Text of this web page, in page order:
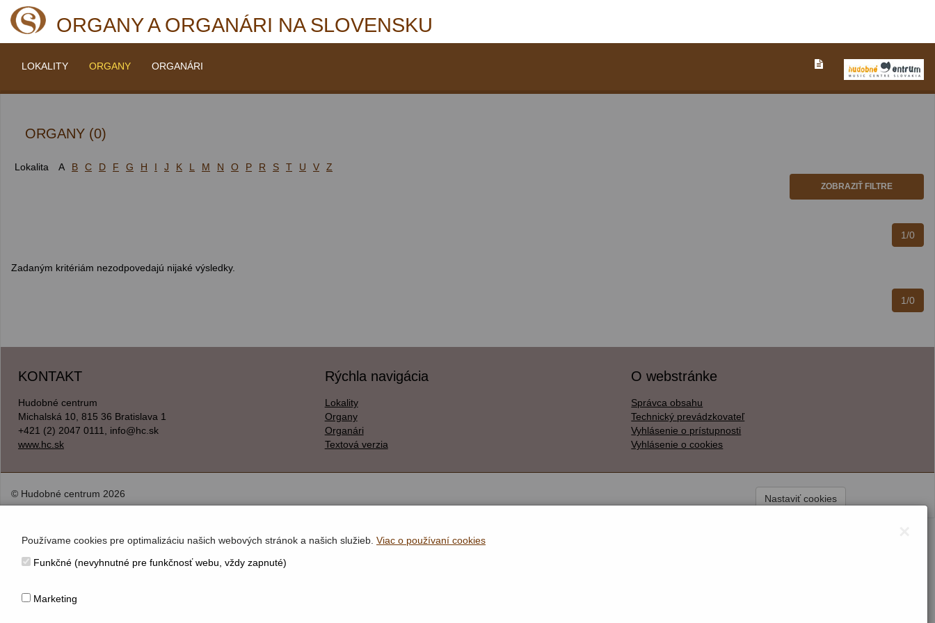
ORGANY A ORGANÁRI NA SLOVENSKU
LOKALITY ORGANY ORGANÁRI
ORGANY (0)
Lokalita A B C D F G H I J K L M N O P R S T U V Z
ZOBRAZIŤ FILTRE
1/0
Zadaným kritériám nezodpovedajú nijaké výsledky.
1/0
KONTAKT
Hudobné centrum
Michalská 10, 815 36 Bratislava 1
+421 (2) 2047 0111, info@hc.sk
www.hc.sk
Rýchla navigácia
Lokality
Organy
Organári
Textová verzia
O webstránke
Správca obsahu
Technický prevádzkovateľ
Vyhlásenie o prístupnosti
Vyhlásenie o cookies
© Hudobné centrum 2026 Nastaviť cookies
Používame cookies pre optimalizáciu našich webových stránok a našich služieb. Viac o používaní cookies
Funkčné (nevyhnutné pre funkčnosť webu, vždy zapnuté)
Marketing